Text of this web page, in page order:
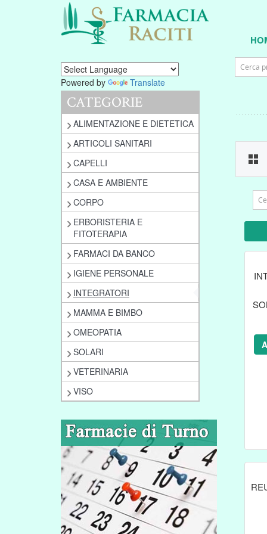
Powered by Translate
CATEGORIE
ALIMENTAZIONE E DIETETICA
ARTICOLI SANITARI
CAPELLI
CASA E AMBIENTE
CORPO
ERBORISTERIA E
FITOTERAPIA
FARMACI DA BANCO
IGIENE PERSONALE
INTEGRATORI
MAMMA E BIMBO
OMEOPATIA
SOLARI
VETERINARIA
VISO